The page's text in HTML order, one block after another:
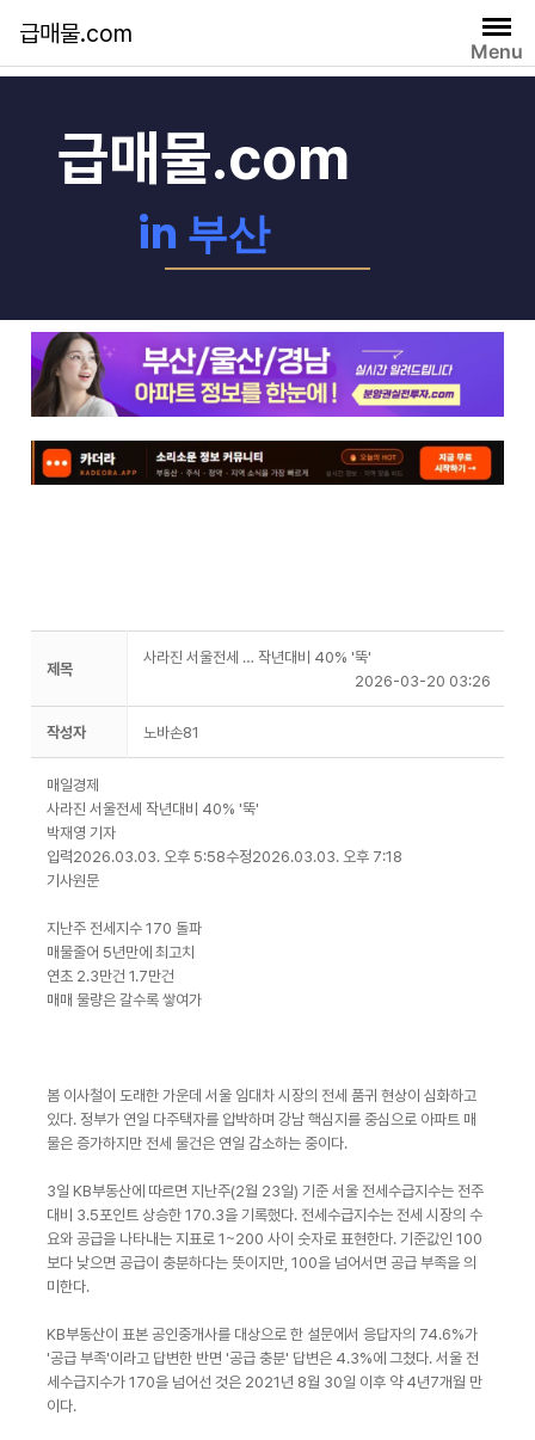
급매물.com
Menu
자유게시판
급매물.com
in 부산
제목
사라진 서울전세 … 작년대비 40% '뚝'
2026-03-20 03:26
작성자 노바손81
매일경제
사라진 서울전세 작년대비 40% '뚝'
박재영 기자
입력2026.03.03. 오후 5:58수정2026.03.03. 오후 7:18
기사원문
지난주 전세지수 170 돌파
매물줄어 5년만에 최고치
연초 2.3만건 1.7만건
매매 물량은 갈수록 쌓여가
봄 이사철이 도래한 가운데 서울 임대차 시장의 전세 품귀 현상이 심화하고
있다. 정부가 연일 다주택자를 압박하며 강남 핵심지를 중심으로 아파트 매
물은 증가하지만 전세 물건은 연일 감소하는 중이다.
3일 KB부동산에 따르면 지난주(2월 23일) 기준 서울 전세수급지수는 전주
대비 3.5포인트 상승한 170.3을 기록했다. 전세수급지수는 전세 시장의 수
요와 공급을 나타내는 지표로 1~200 사이 숫자로 표현한다. 기준값인 100
보다 낮으면 공급이 충분하다는 뜻이지만, 100을 넘어서면 공급 부족을 의
미한다.
KB부동산이 표본 공인중개사를 대상으로 한 설문에서 응답자의 74.6%가
'공급 부족'이라고 답변한 반면 '공급 충분' 답변은 4.3%에 그쳤다. 서울 전
세수급지수가 170을 넘어선 것은 2021년 8월 30일 이후 약 4년7개월 만
이다.